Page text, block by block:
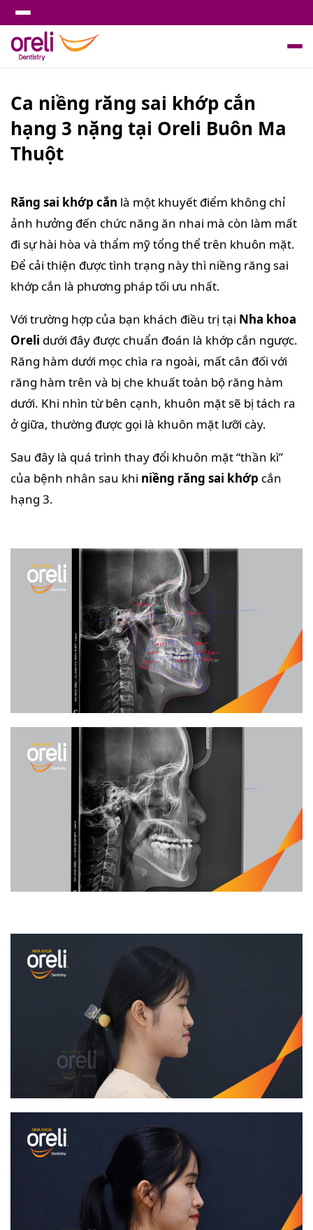
Ca niềng răng sai khớp cắn
hạng 3 nặng tại Oreli Buôn Ma
Thuột
Răng sai khớp cắn là một khuyết điểm không chỉ
ảnh hưởng đến chức năng ăn nhai mà còn làm mất
đi sự hài hòa và thẩm mỹ tổng thể trên khuôn mặt.
Để cải thiện được tình trạng này thì niềng răng sai
khớp cắn là phương pháp tối ưu nhất.
Với trường hợp của bạn khách điều trị tại Nha khoa
Oreli dưới đây được chuẩn đoán là khớp cắn ngược.
Răng hàm dưới mọc chìa ra ngoài, mất cân đối với
răng hàm trên và bị che khuất toàn bộ răng hàm
dưới. Khi nhìn từ bên cạnh, khuôn mặt sẽ bị tách ra
ở giữa, thường được gọi là khuôn mặt lưỡi cày.
Sau đây là quá trình thay đổi khuôn mặt “thần kì”
của bệnh nhân sau khi niềng răng sai khớp cắn
hạng 3.